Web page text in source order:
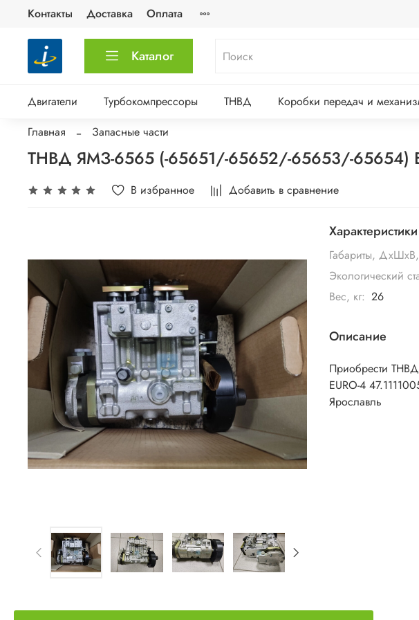
Контакты Доставка Оплата
Каталог
Двигатели Турбокомпрессоры ТНВД Коробки передач и
Главная
Запасные части
ТНВД ЯМЗ-6565 (-65651/-65652/-65653/-65654)
В избранное Добавить в сравнение
Характеристики
Габариты,
Экологический
Вес, кг: 26
Описание
Приобрести
EURO-4
Ярославль